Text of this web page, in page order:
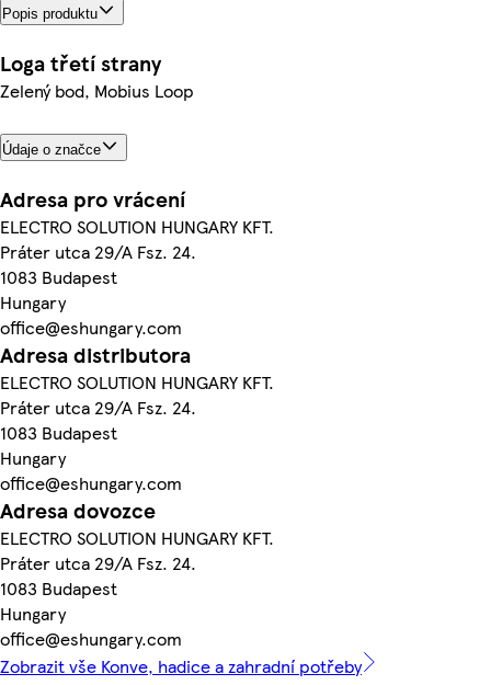
Popis produktu
Loga třetí strany
Zelený bod, Mobius Loop
Údaje o značce
Adresa pro vrácení
ELECTRO SOLUTION HUNGARY KFT.
Práter utca 29/A Fsz. 24.
1083 Budapest
Hungary
office@eshungary.com
Adresa distributora
ELECTRO SOLUTION HUNGARY KFT.
Práter utca 29/A Fsz. 24.
1083 Budapest
Hungary
office@eshungary.com
Adresa dovozce
ELECTRO SOLUTION HUNGARY KFT.
Práter utca 29/A Fsz. 24.
1083 Budapest
Hungary
office@eshungary.com
Zobrazit vše Konve, hadice a zahradní potřeby